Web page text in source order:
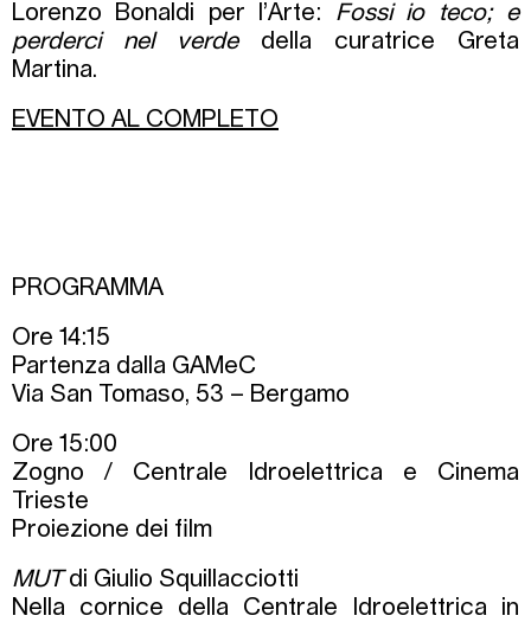
Lorenzo Bonaldi per l’Arte: Fossi io teco; e
perderci nel verdedella curatrice Greta
Martina.
EVENTO AL COMPLETO
PROGRAMMA
Ore 14:15
Partenza dalla GAMeC
Via San Tomaso, 53 – Bergamo
Ore 15:00
Zogno / Centrale Idroelettrica e Cinema
Trieste
Proiezione dei film
MUTdi Giulio Squillacciotti
Nella cornice della Centrale Idroelettrica in